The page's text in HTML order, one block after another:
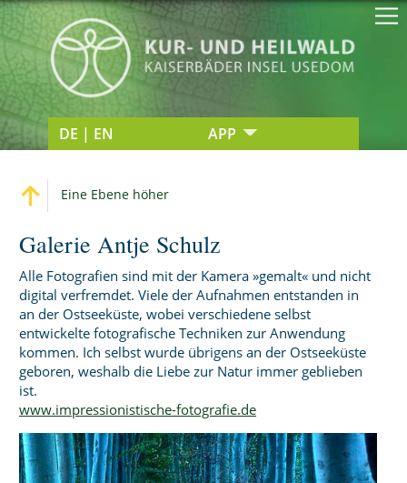
DE | EN APP
Eine Ebene höher
Galerie Antje Schulz
Alle Fotografien sind mit der Kamera »gemalt« und nicht
digital verfremdet. Viele der Aufnahmen entstanden in
an der Ostseeküste, wobei verschiedene selbst
entwickelte fotografische Techniken zur Anwendung
kommen. Ich selbst wurde übrigens an der Ostseeküste
geboren, weshalb die Liebe zur Natur immer geblieben
ist.
www.impressionistische-fotografie.de